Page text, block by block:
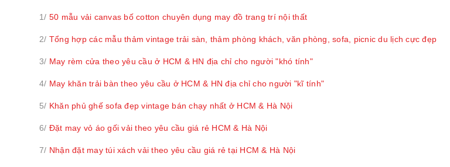
1/ 50 mẫu vải canvas bố cotton chuyên dụng may đồ trang trí nội thất
2/ Tổng hợp các mẫu thảm vintage trải sàn, thảm phòng khách, văn phòng, sofa, picnic du lịch cực đẹp
3/ May rèm cửa theo yêu cầu ở HCM & HN địa chỉ cho người "khó tính"
4/ May khăn trải bàn theo yêu cầu ở HCM & HN địa chỉ cho người "kĩ tính"
5/ Khăn phủ ghế sofa đẹp vintage bán chạy nhất ở HCM & Hà Nội
6/ Đặt may vỏ áo gối vải theo yêu cầu giá rẻ HCM & Hà Nội
7/ Nhận đặt may túi xách vải theo yêu cầu giá rẻ tại HCM & Hà Nội